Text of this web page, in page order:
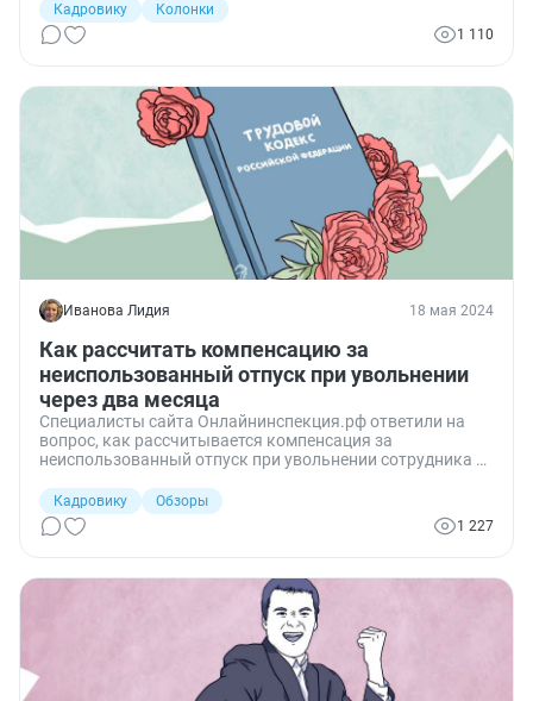
Кадровику
Колонки
1 110
Иванова Лидия 18 мая 2024
Как рассчитать компенсацию за
неиспользованный отпуск при увольнении
через два месяца
Специалисты сайта Онлайнинспекция.рф ответили на
вопрос, как рассчитывается компенсация за
неиспользованный отпуск при увольнении сотрудника с
работы.
Кадровику
Обзоры
1 227